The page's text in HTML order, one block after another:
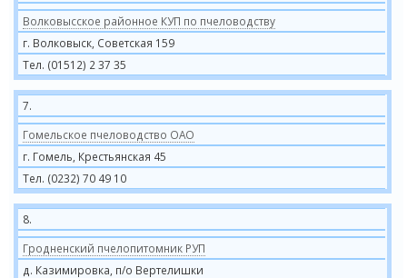
Волковысское районное КУП по пчеловодству
г. Волковыск, Советская 159
Тел. (01512) 2 37 35
7.
Гомельское пчеловодство ОАО
г. Гомель, Крестьянская 45
Тел. (0232) 70 49 10
8.
Гродненский пчелопитомник РУП
д. Казимировка, п/о Вертелишки